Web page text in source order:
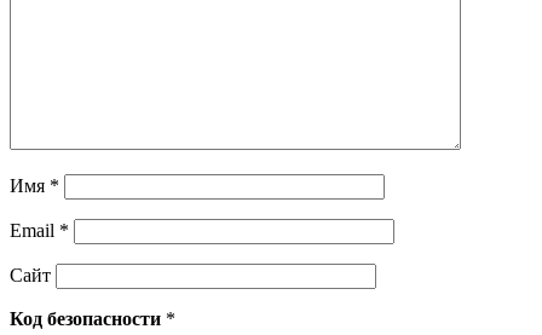
Имя *
Email *
Сайт
Код безопасности *